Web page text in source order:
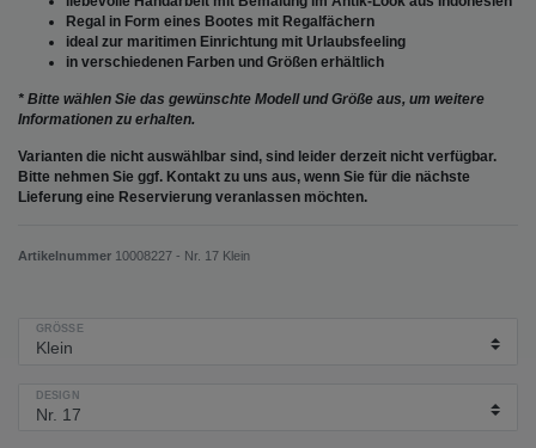
Regal in Form eines Bootes mit Regalfächern
ideal zur maritimen Einrichtung mit Urlaubsfeeling
in verschiedenen Farben und Größen erhältlich
* Bitte wählen Sie das gewünschte Modell und Größe aus, um weitere
Informationen zu erhalten.
Varianten die nicht auswählbar sind, sind leider derzeit nicht verfügbar.
Bitte nehmen Sie ggf. Kontakt zu uns aus, wenn Sie für die nächste
Lieferung eine Reservierung veranlassen möchten.
Artikelnummer 10008227 - Nr. 17 Klein
GRÖSSE
DESIGN